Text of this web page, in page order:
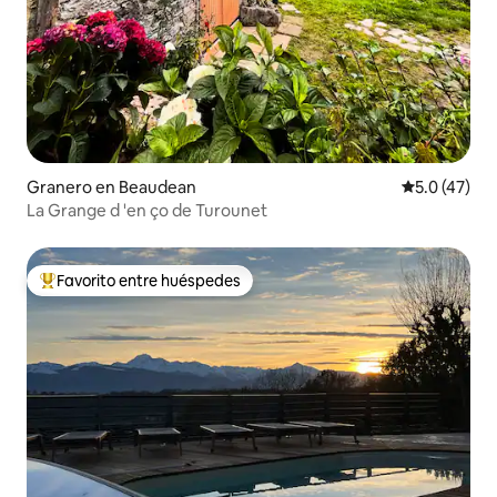
Granero en Beaudean Calificación
5.0 (47)
La Grange d 'en ço de Turounet
Favorito entre huéspedes preferido
Favorito entre huéspedes